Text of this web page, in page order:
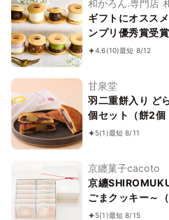
和かろん.専門店
ギフトにオスス
ンプリ優秀賞受
人気の生どらや
4.6(10)最短 8/12
甘泉堂
羽二重餅入り ど
個セット（餅2個
5(1)最短 8/11
京纏菓子cacoto
京纏
ごまクッキー～（
5(1)最短 8/15